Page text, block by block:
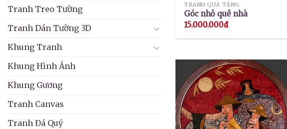
Tranh Treo Tường
Tranh Dán Tường 3D
Khung Tranh
Khung Hình Ảnh
Khung Gương
Tranh Canvas
Tranh Đá Quý
TRANH QUÀ TẶNG
Góc nhỏ quê nhà
15.000.000₫